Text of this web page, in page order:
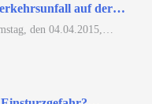
auf der…
den 04.04.2015,…